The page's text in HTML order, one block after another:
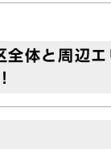
体と周辺エ